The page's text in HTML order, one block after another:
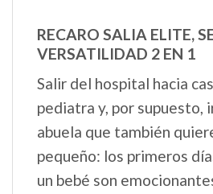
RECARO SALIA ELITE,
VERSATILIDAD 2 EN 1
Salir del hospital hacia
pediatra y, por supuesto,
abuela que también
pequeño: los primeros
un bebé son